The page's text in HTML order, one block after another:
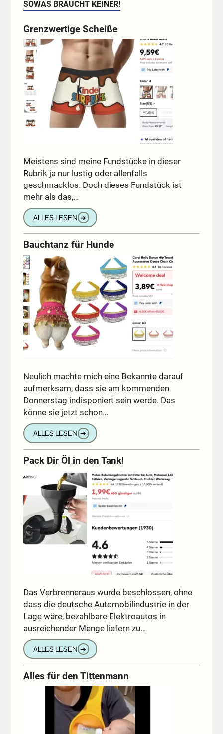
SOWAS BRAUCHT KEINER!
Grenzwertige Scheiße
Meistens sind meine Fundstücke in dieser
Rubrik ja nur lustig oder allenfalls
geschmacklos. Doch dieses Fundstück ist
mehr als das,…
ALLES LESEN ➔
Bauchtanz für Hunde
Neulich machte mich eine Bekannte darauf
aufmerksam, dass sie am kommenden
Donnerstag indisponiert sein werde. Das
könne sie jetzt schon…
ALLES LESEN ➔
Pack Dir Öl in den Tank!
Das Verbrenneraus wurde beschlossen, ohne
dass die deutsche Automobilindustrie in der
Lage wäre, bezahlbare Elektroautos in
ausreichender Menge liefern zu…
ALLES LESEN ➔
Alles für den Tittenmann